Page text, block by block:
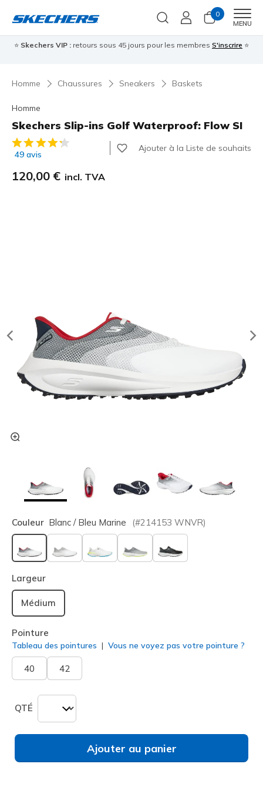
0
MENU
⭐ Skechers VIP : retours sous 45 jours pour les membres S'inscrire ⭐
Homme Chaussures Sneakers Baskets
Homme
Skechers Slip-ins Golf Waterproof: Flow SI
Évaluation client 3,3 sur 5
49 avis
Ajouter à la Liste de souhaits
120,00 € incl. TVA
Couleur Blanc / Bleu Marine (#214153 WNVR)
sélectionné
Largeur
Médium
Pointure
Tableau des pointures Vous ne voyez pas votre pointure ?
40 42
QTÉ
Ajouter au panier